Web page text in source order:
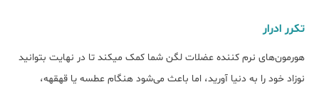
تکرر ادرار
هورمون‌های نرم کننده عضلات لگن شما کمک میکند تا در نهایت بتوانید
نوزاد خود را به دنیا آورید، اما باعث می‌شود هنگام عطسه یا قهقهه،